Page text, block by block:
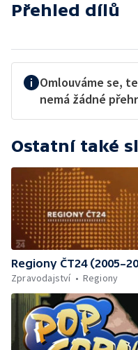
Přehled dílů
Omlouváme se,
nemá žádné
Ostatní také
Regiony ČT24
Zpravodajství
Regiony